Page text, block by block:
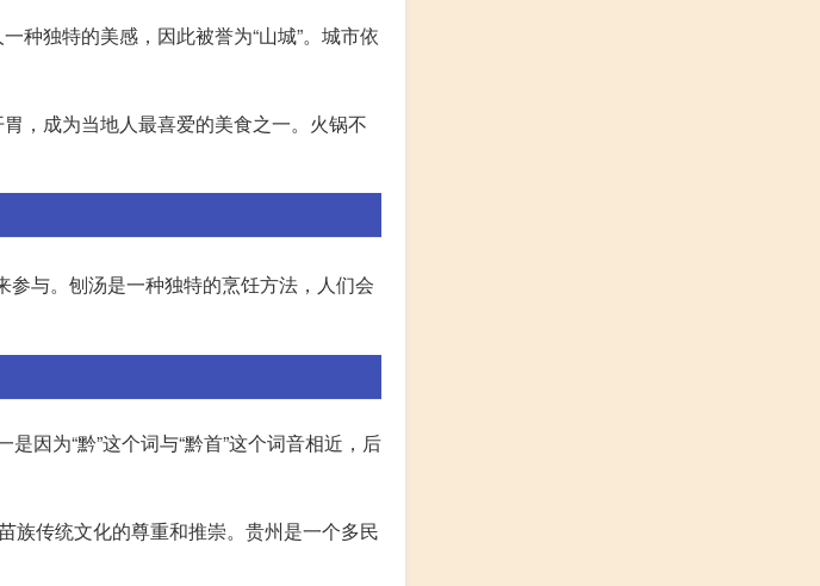
种独特的美感，因此被誉为“山城”。城市依
，成为当地人最喜爱的美食之一。火锅不
与。刨汤是一种独特的烹饪方法，人们会
是因为“黔”这个词与“黔首”这个词音相近，后
族传统文化的尊重和推崇。贵州是一个多民